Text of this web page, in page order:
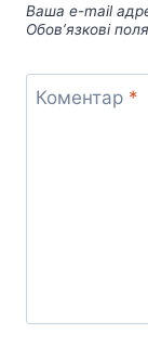
Ваша e-mail
Обов’язкові
Коментар *